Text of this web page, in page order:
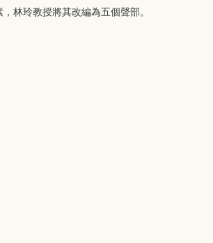
林玲教授將其改編為五個聲部。